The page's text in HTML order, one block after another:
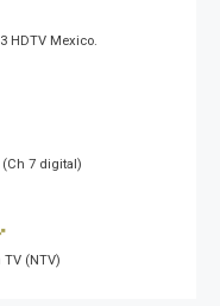
HDTV Mexico.
7 digital)
(NTV)